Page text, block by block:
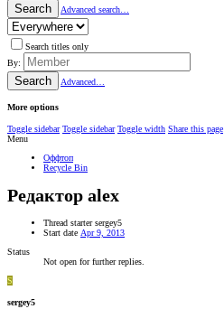
Search Advanced search…
Search titles only
By:
Search Advanced…
More options
Toggle sidebar Toggle sidebar Toggle width Share this page
Menu
Оффтоп
Recycle Bin
Редактор alex
Thread starter sergey5
Start date Apr 9, 2013
Status
Not open for further replies.
S
sergey5